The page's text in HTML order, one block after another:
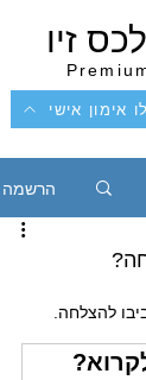
זיו
אימון אישי
הרשמה
להצלחה.